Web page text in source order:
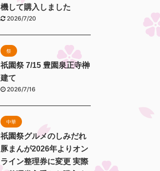
機して購入しました
2026/7/20
祭
祇園祭 7/15 豊園泉正寺榊
建て
2026/7/16
中華
祇園祭グルメのしみだれ
豚まんが2026年よりオン
ライン整理券に変更 実際